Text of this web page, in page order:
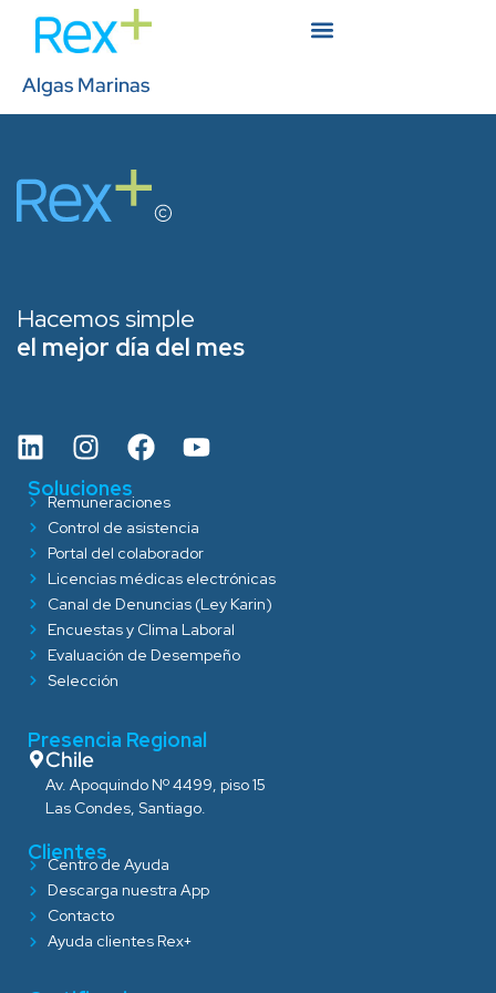
Algas Marinas
Hacemos simple
el mejor día del mes
Soluciones
Remuneraciones
Control de asistencia
Portal del colaborador
Licencias médicas electrónicas
Canal de Denuncias (Ley Karin)
Encuestas y Clima Laboral
Evaluación de Desempeño
Selección
Presencia Regional
Chile
Av. Apoquindo Nº 4499, piso 15
Las Condes, Santiago.
Clientes
Centro de Ayuda
Descarga nuestra App
Contacto
Ayuda clientes Rex+